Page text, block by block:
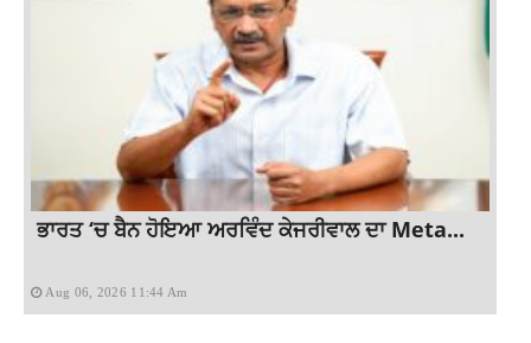
ਭਾਰਤ ‘ਚ ਬੈਨ ਹੋਇਆ ਅਰਵਿੰਦ ਕੇਜਰੀਵਾਲ ਦਾ Meta...
Aug 06, 2026 11:44 Am